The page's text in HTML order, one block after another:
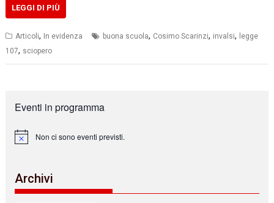
LEGGI DI PIÙ
Articoli, In evidenza buona scuola, Cosimo Scarinzi, invalsi,
legge
107, sciopero
Eventi in programma
N
c
e
Non ci sono eventi previsti.
Archivi